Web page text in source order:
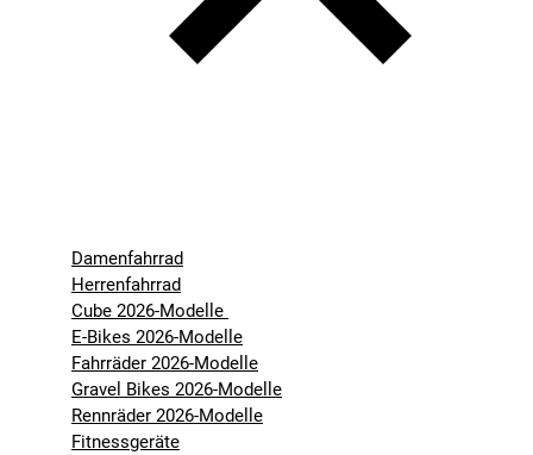
Damenfahrrad
Herrenfahrrad
Cube 2026-Modelle
E-Bikes 2026-Modelle
Fahrräder 2026-Modelle
Gravel Bikes 2026-Modelle
Rennräder 2026-Modelle
Fitnessgeräte